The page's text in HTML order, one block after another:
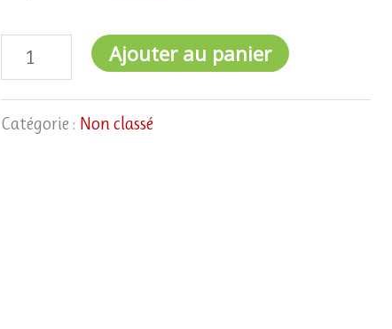
Ajouter au panier
Catégorie : Non classé